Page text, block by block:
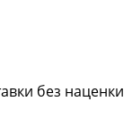
без наценки